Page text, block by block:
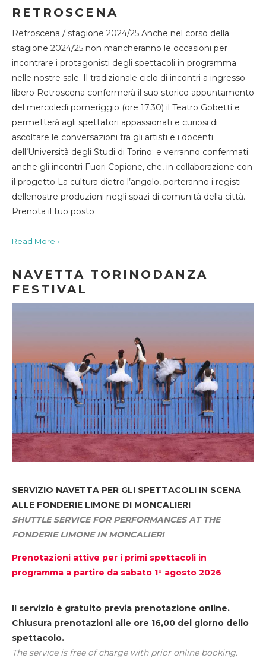
RETROSCENA
Retroscena / stagione 2024/25 Anche nel corso della
stagione 2024/25 non mancheranno le occasioni per
incontrare i protagonisti degli spettacoli in programma
nelle nostre sale. Il tradizionale ciclo di incontri a ingresso
libero Retroscena confermerà il suo storico appuntamento
del mercoledì pomeriggio (ore 17.30) il Teatro Gobetti e
permetterà agli spettatori appassionati e curiosi di
ascoltare le conversazioni tra gli artisti e i docenti
dell’Università degli Studi di Torino; e verranno confermati
anche gli incontri Fuori Copione, che, in collaborazione con
il progetto La cultura dietro l’angolo, porteranno i registi
dellenostre produzioni negli spazi di comunità della città.
Prenota il tuo posto
Read More ›
NAVETTA TORINODANZA
FESTIVAL
SERVIZIO NAVETTA PER GLI SPETTACOLI IN SCENA
ALLE FONDERIE LIMONE DI MONCALIERI
SHUTTLE SERVICE FOR PERFORMANCES AT THE
FONDERIE LIMONE IN MONCALIERI
Prenotazioni attive per i primi spettacoli in
programma a partire da sabato 1° agosto 2026
Il servizio è gratuito previa prenotazione online.
Chiusura prenotazioni alle ore 16,00 del giorno dello
spettacolo.
The service is free of charge with prior online booking.